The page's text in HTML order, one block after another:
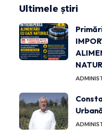
Ultimele știri